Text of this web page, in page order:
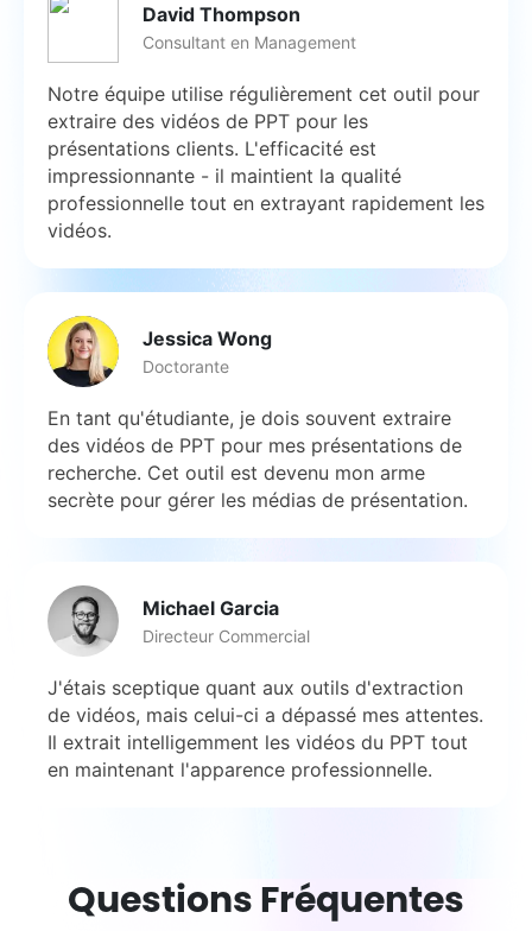
David Thompson
Consultant en Management
Notre équipe utilise régulièrement cet outil pour
extraire des vidéos de PPT pour les
présentations clients. L'efficacité est
impressionnante - il maintient la qualité
professionnelle tout en extrayant rapidement les
vidéos.
Jessica Wong
Doctorante
En tant qu'étudiante, je dois souvent extraire
des vidéos de PPT pour mes présentations de
recherche. Cet outil est devenu mon arme
secrète pour gérer les médias de présentation.
Michael Garcia
Directeur Commercial
J'étais sceptique quant aux outils d'extraction
de vidéos, mais celui-ci a dépassé mes attentes.
Il extrait intelligemment les vidéos du PPT tout
en maintenant l'apparence professionnelle.
Questions Fréquentes